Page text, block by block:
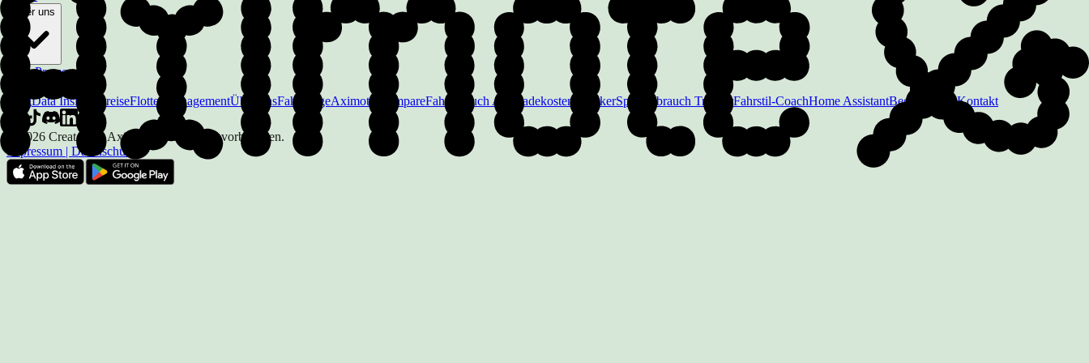
Über uns
TeamPresse
BlogData Insights PreiseFlottenmanagementÜber unsFahrzeugeAximote CompareFahrtenbuch App Ladekosten TrackerSpritverbrauch TrackerFahrstil-CoachHome AssistantBegriffe FAQKontakt
© 2026 Created by Aximote. Alle Rechte vorbehalten.
Impressum | Datenschutz